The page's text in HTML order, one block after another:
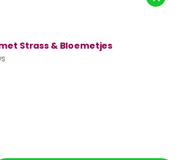
Strass & Bloemetjes